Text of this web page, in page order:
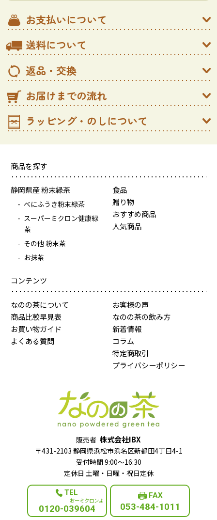
お支払いについて
送料について
返品・交換
お届けまでの流れ
ラッピング・のしについて
商品を探す
静岡県産 粉末緑茶
べにふうき粉末緑茶
スーパーミクロン健康緑
茶
その他 粉末茶
お抹茶
食品
贈り物
おすすめ商品
人気商品
コンテンツ
なのの茶について
商品比較早見表
お買い物ガイド
よくある質問
お客様の声
なのの茶の飲み方
新着情報
コラム
特定商取引
プライバシーポリシー
販売者 株式会社IBX
〒431-2103 静岡県浜松市浜名区新都田4丁目4-1
受付時間 9:00～16:30
定休日 土曜・日曜・祝日定休
TEL
0120-039604
FAX
053-484-1011